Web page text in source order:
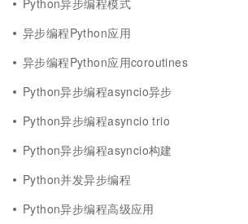
Python异步编程模式
异步编程Python应用
异步编程Python应用coroutines
Python异步编程asyncio异步
Python异步编程asyncio trio
Python异步编程asyncio构建
Python并发异步编程
Python异步编程高级应用